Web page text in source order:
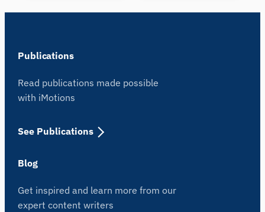
Publications
Read publications made possible
with iMotions
See Publications
Blog
Get inspired and learn more from our
expert content writers